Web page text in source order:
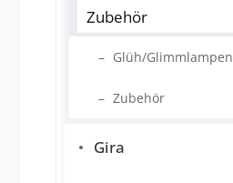
Zubehör
Glüh/Glimmlampen
Zubehör
Gira